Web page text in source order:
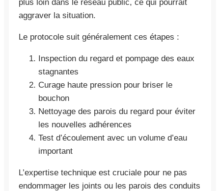
plus loin dans le réseau public, ce qui pourrait
aggraver la situation.
Le protocole suit généralement ces étapes :
Inspection du regard et pompage des eaux
stagnantes
Curage haute pression pour briser le
bouchon
Nettoyage des parois du regard pour éviter
les nouvelles adhérences
Test d’écoulement avec un volume d’eau
important
L’expertise technique est cruciale pour ne pas
endommager les joints ou les parois des conduits